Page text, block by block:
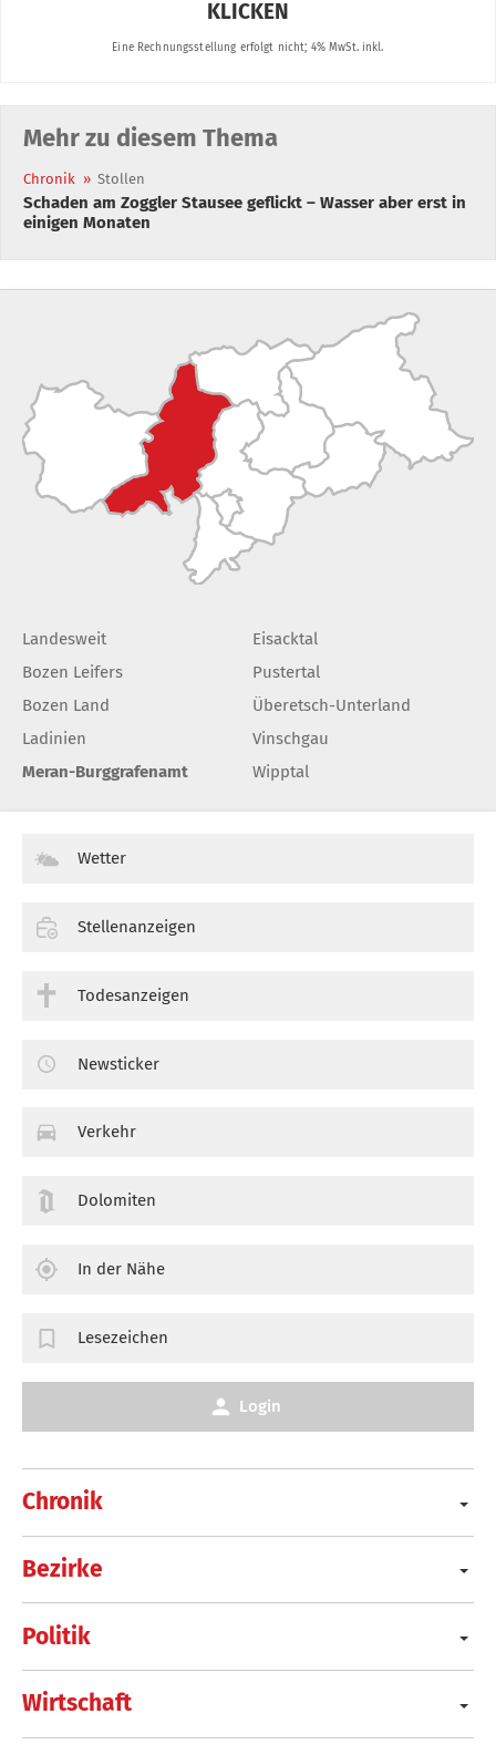
Mehr zu diesem Thema
Chronik » Stollen
Schaden am Zoggler Stausee geflickt – Wasser aber erst in
einigen Monaten
Landesweit
Bozen Leifers
Bozen Land
Ladinien
Meran-Burggrafenamt
Eisacktal
Pustertal
Überetsch-Unterland
Vinschgau
Wipptal
Chronik
Bezirke
Politik
Wirtschaft
Wetter
Stellenanzeigen
Todesanzeigen
Newsticker
Verkehr
Dolomiten
In der Nähe
Lesezeichen
Login